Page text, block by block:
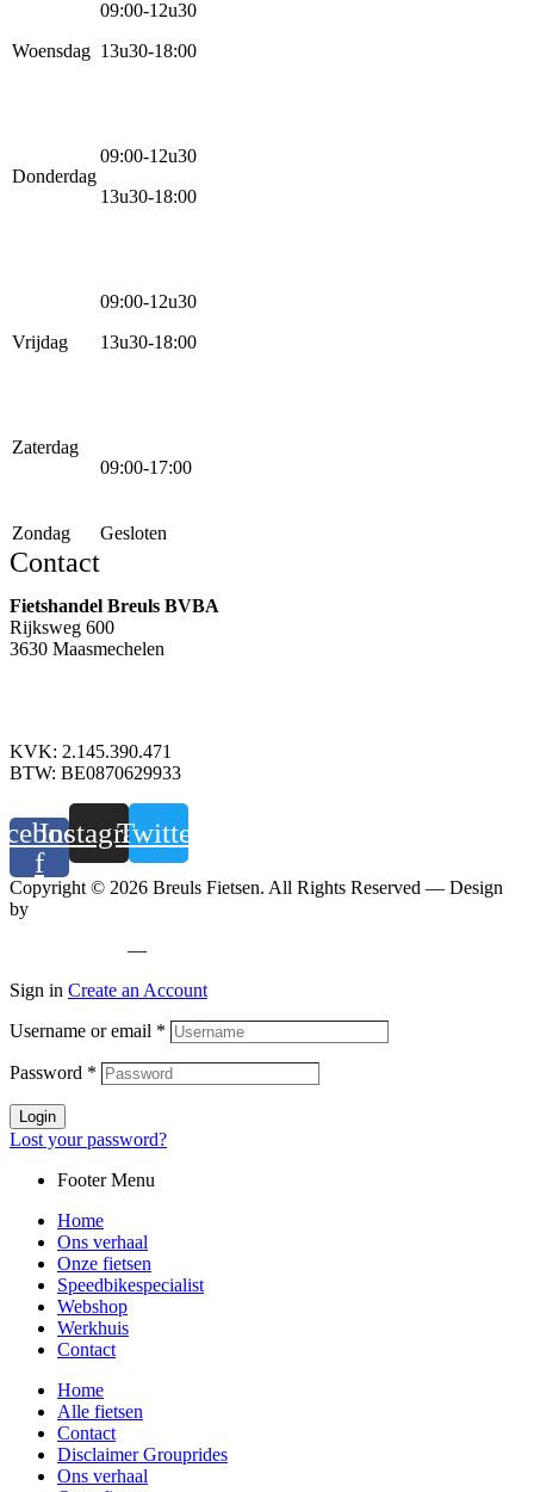
Woensdag
09:00-12u30
13u30-18:00
Donderdag
09:00-12u30
13u30-18:00
Vrijdag
09:00-12u30
13u30-18:00
Zaterdag
09:00-17:00
Zondag Gesloten
Contact
Fietshandel Breuls BVBA
Rijksweg 600
3630 Maasmechelen
KVK: 2.145.390.471
BTW: BE0870629933
f
Instagram
Twitter
Copyright © 2026 Breuls Fietsen. All Rights Reserved — Design
by
—
Sign in Create an Account
Username or email *
Password *
Login
Lost your password?
Footer Menu
Home
Ons verhaal
Onze fietsen
Speedbikespecialist
Webshop
Werkhuis
Contact
Home
Alle fietsen
Contact
Disclaimer Grouprides
Ons verhaal